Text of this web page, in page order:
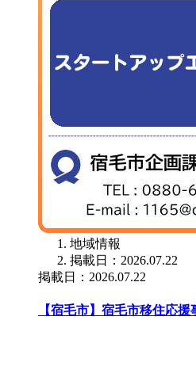
地域情報
掲載日：2026.07.22
掲載日：2026.07.22
【宿毛市】宿毛市移住応援